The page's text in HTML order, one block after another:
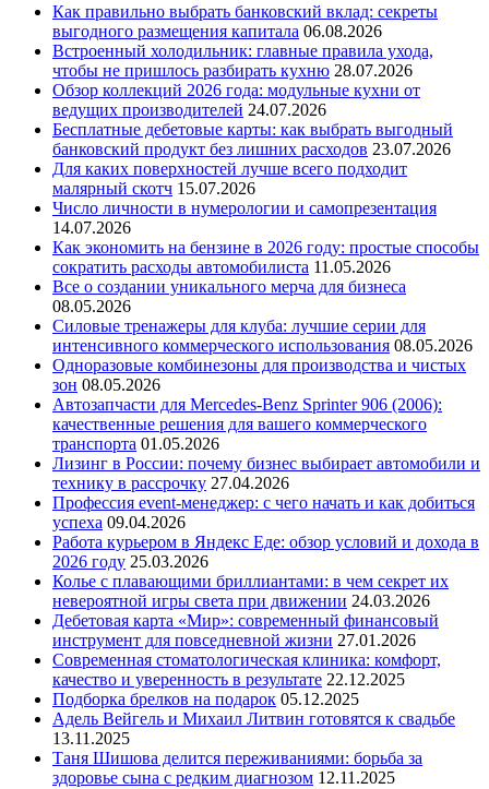
Как правильно выбрать банковский вклад: секреты
выгодного размещения капитала 06.08.2026
Встроенный холодильник: главные правила ухода,
чтобы не пришлось разбирать кухню 28.07.2026
Обзор коллекций 2026 года: модульные кухни от
ведущих производителей 24.07.2026
Бесплатные дебетовые карты: как выбрать выгодный
банковский продукт без лишних расходов 23.07.2026
Для каких поверхностей лучше всего подходит
малярный скотч 15.07.2026
Число личности в нумерологии и самопрезентация
14.07.2026
Как экономить на бензине в 2026 году: простые способы
сократить расходы автомобилиста 11.05.2026
Все о создании уникального мерча для бизнеса
08.05.2026
Силовые тренажеры для клуба: лучшие серии для
интенсивного коммерческого использования 08.05.2026
Одноразовые комбинезоны для производства и чистых
зон 08.05.2026
Автозапчасти для Mercedes-Benz Sprinter 906 (2006):
качественные решения для вашего коммерческого
транспорта 01.05.2026
Лизинг в России: почему бизнес выбирает автомобили и
технику в рассрочку 27.04.2026
Профессия event-менеджер: с чего начать и как добиться
успеха 09.04.2026
Работа курьером в Яндекс Еде: обзор условий и дохода в
2026 году 25.03.2026
Колье с плавающими бриллиантами: в чем секрет их
невероятной игры света при движении 24.03.2026
Дебетовая карта «Мир»: современный финансовый
инструмент для повседневной жизни 27.01.2026
Современная стоматологическая клиника: комфорт,
качество и уверенность в результате 22.12.2025
Подборка брелков на подарок 05.12.2025
Адель Вейгель и Михаил Литвин готовятся к свадьбе
13.11.2025
Таня Шишова делится переживаниями: борьба за
здоровье сына с редким диагнозом 12.11.2025